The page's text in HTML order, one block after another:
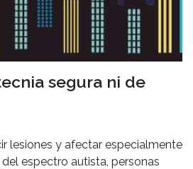
segura ni de
lesiones y afectar especialmente
espectro autista, personas